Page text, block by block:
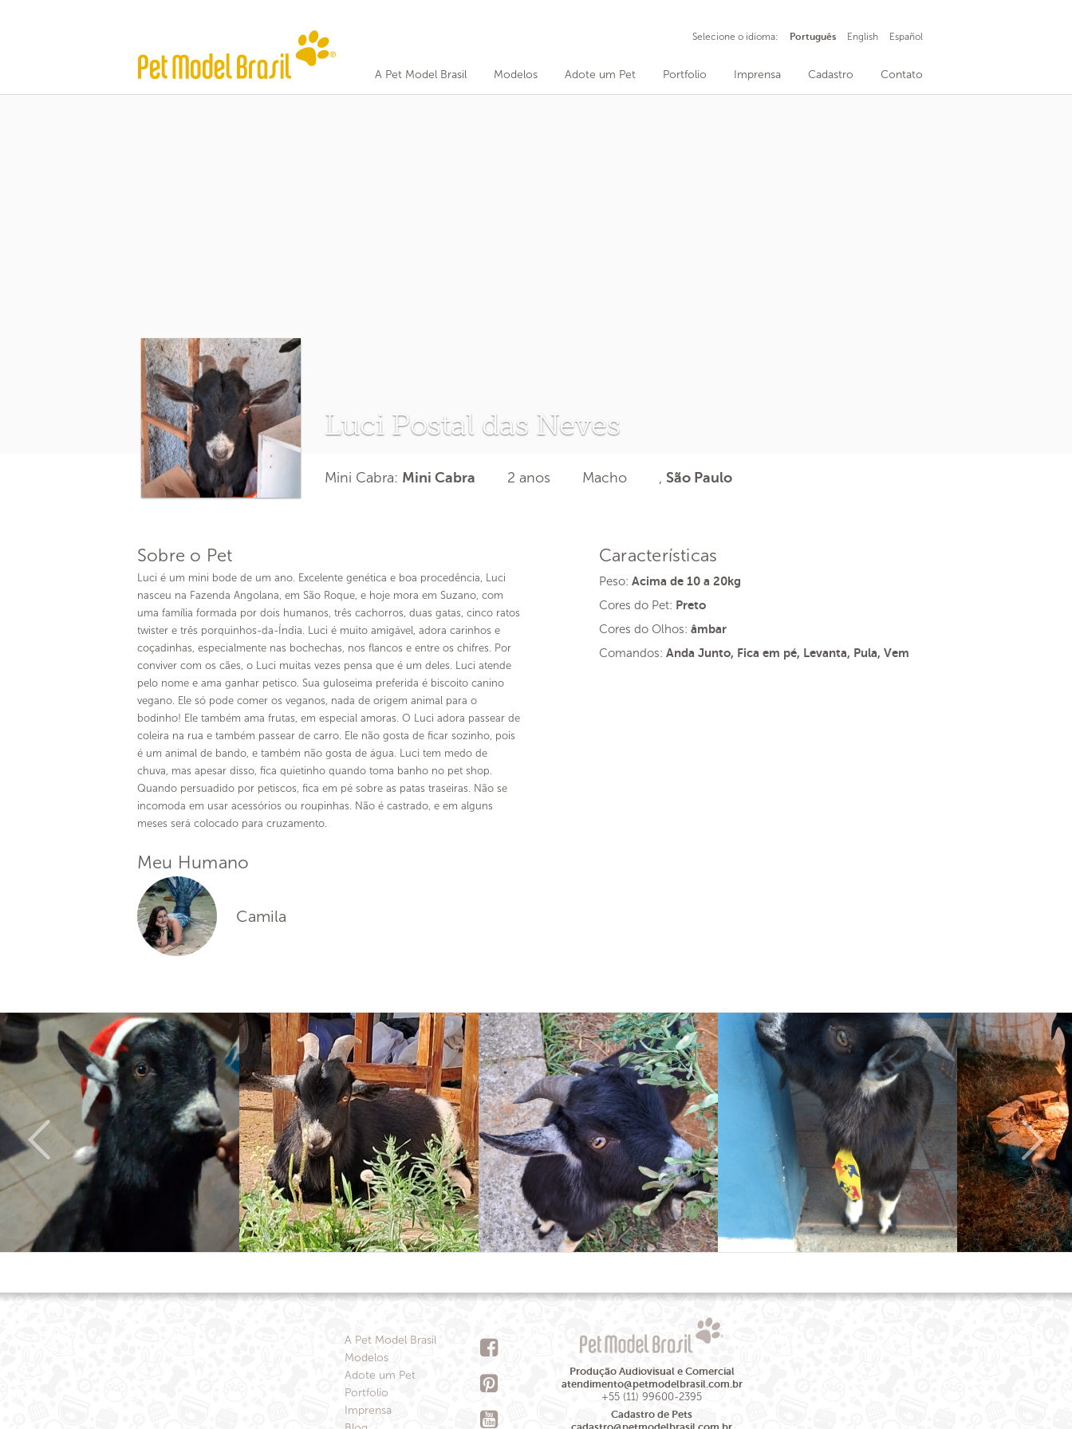
A Pet Model Brasil Modelos Adote um Pet Portfolio Imprensa Cadastro Contato
Selecione o idioma: Português English Español
Luci Postal das Neves
Mini Cabra: Mini Cabra 2 anos Macho , São Paulo
Sobre o Pet
Luci é um mini bode de um ano. Excelente genética e boa procedência, Luci
nasceu na Fazenda Angolana, em São Roque, e hoje mora em Suzano, com
uma família formada por dois humanos, três cachorros, duas gatas, cinco ratos
twister e três porquinhos-da-Índia. Luci é muito amigável, adora carinhos e
coçadinhas, especialmente nas bochechas, nos flancos e entre os chifres. Por
conviver com os cães, o Luci muitas vezes pensa que é um deles. Luci atende
pelo nome e ama ganhar petisco. Sua guloseima preferida é biscoito canino
vegano. Ele só pode comer os veganos, nada de origem animal para o
bodinho! Ele também ama frutas, em especial amoras. O Luci adora passear de
coleira na rua e também passear de carro. Ele não gosta de ficar sozinho, pois
é um animal de bando, e também não gosta de água. Luci tem medo de
chuva, mas apesar disso, fica quietinho quando toma banho no pet shop.
Quando persuadido por petiscos, fica em pé sobre as patas traseiras. Não se
incomoda em usar acessórios ou roupinhas. Não é castrado, e em alguns
meses será colocado para cruzamento.
Meu Humano
Camila
Características
Peso: Acima de 10 a 20kg
Cores do Pet: Preto
Cores do Olhos: âmbar
Comandos: Anda Junto, Fica em pé, Levanta, Pula, Vem
A Pet Model Brasil
Modelos
Adote um Pet
Portfolio
Imprensa
Produção Audiovisual e Comercial
atendimento@petmodelbrasil.com.br
+55 (11) 99600-2395
Cadastro de Pets